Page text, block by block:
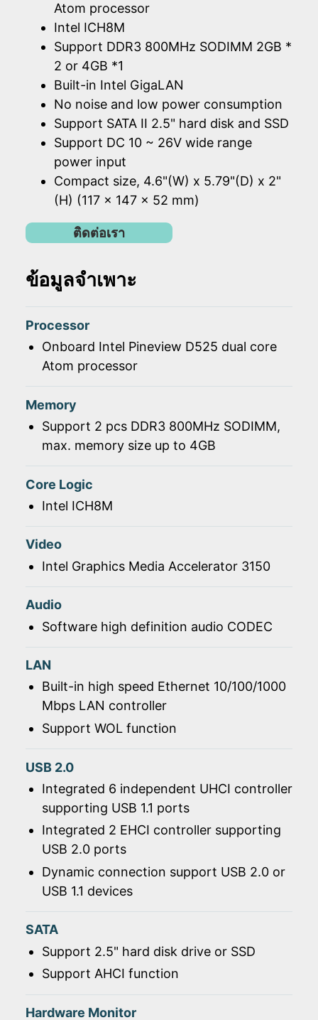
Atom processor
Intel ICH8M
Support DDR3 800MHz SODIMM 2GB *
2 or 4GB *1
Built-in Intel GigaLAN
No noise and low power consumption
Support SATA II 2.5" hard disk and SSD
Support DC 10 ~ 26V wide range
power input
Compact size, 4.6"(W) x 5.79"(D) x 2"
(H) (117 x 147 x 52 mm)
ติดต่อเรา
ข้อมูลจำเพาะ
Processor
Onboard Intel Pineview D525 dual core
Atom processor
Memory
Support 2 pcs DDR3 800MHz SODIMM,
max. memory size up to 4GB
Core Logic
Intel ICH8M
Video
Intel Graphics Media Accelerator 3150
Audio
Software high definition audio CODEC
LAN
Built-in high speed Ethernet 10/100/1000
Mbps LAN controller
Support WOL function
USB 2.0
Integrated 6 independent UHCI controller
supporting USB 1.1 ports
Integrated 2 EHCI controller supporting
USB 2.0 ports
Dynamic connection support USB 2.0 or
USB 1.1 devices
SATA
Support 2.5" hard disk drive or SSD
Support AHCI function
Hardware Monitor